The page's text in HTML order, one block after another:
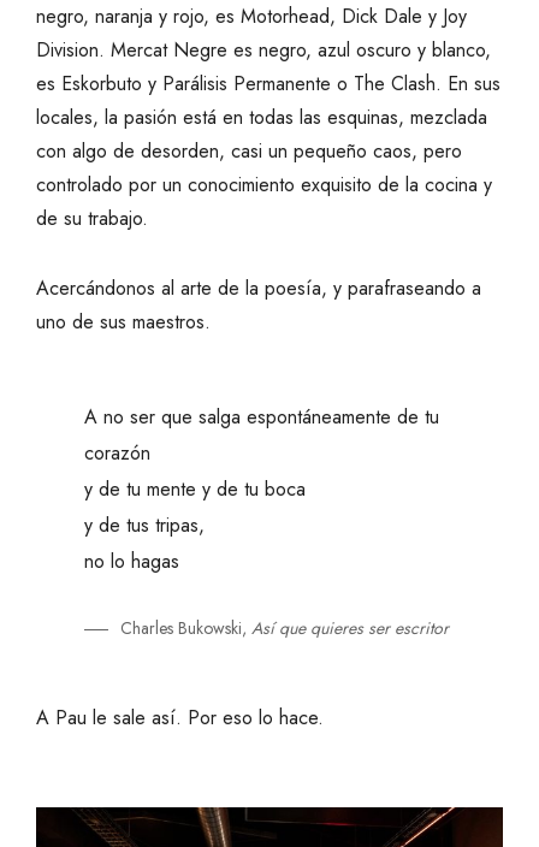
negro, naranja y rojo, es Motorhead, Dick Dale y Joy
Division. Mercat Negre es negro, azul oscuro y blanco,
es Eskorbuto y Parálisis Permanente o The Clash. En sus
locales, la pasión está en todas las esquinas, mezclada
con algo de desorden, casi un pequeño caos, pero
controlado por un conocimiento exquisito de la cocina y
de su trabajo.
Acercándonos al arte de la poesía, y parafraseando a
uno de sus maestros.
A no ser que salga espontáneamente de tu
corazón
y de tu mente y de tu boca
y de tus tripas,
no lo hagas
Charles Bukowski, Así que quieres ser escritor
A Pau le sale así. Por eso lo hace.